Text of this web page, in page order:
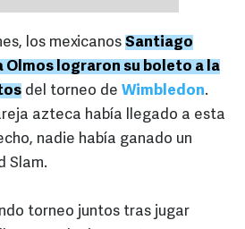
los mexicanos Santiago
Olmos lograron su boleto a la
del torneo de Wimbledon.
azteca había llegado a esta
nadie había ganado un
Slam.
torneo juntos tras jugar